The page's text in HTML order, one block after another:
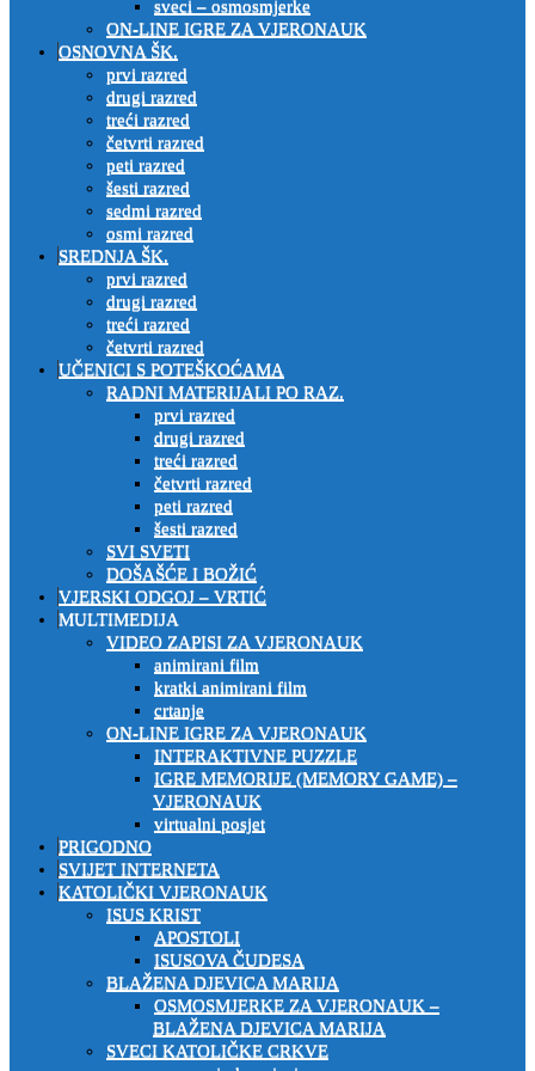
sveci – osmosmjerke
ON-LINE IGRE ZA VJERONAUK
OSNOVNA ŠK.
prvi razred
drugi razred
treći razred
četvrti razred
peti razred
šesti razred
sedmi razred
osmi razred
SREDNJA ŠK.
prvi razred
drugi razred
treći razred
četvrti razred
UČENICI S POTEŠKOĆAMA
RADNI MATERIJALI PO RAZ.
prvi razred
drugi razred
treći razred
četvrti razred
peti razred
šesti razred
SVI SVETI
DOŠAŠĆE I BOŽIĆ
VJERSKI ODGOJ – VRTIĆ
MULTIMEDIJA
VIDEO ZAPISI ZA VJERONAUK
animirani film
kratki animirani film
crtanje
ON-LINE IGRE ZA VJERONAUK
INTERAKTIVNE PUZZLE
IGRE MEMORIJE (MEMORY GAME) –
VJERONAUK
virtualni posjet
PRIGODNO
SVIJET INTERNETA
KATOLIČKI VJERONAUK
ISUS KRIST
APOSTOLI
ISUSOVA ČUDESA
BLAŽENA DJEVICA MARIJA
OSMOSMJERKE ZA VJERONAUK –
BLAŽENA DJEVICA MARIJA
SVECI KATOLIČKE CRKVE